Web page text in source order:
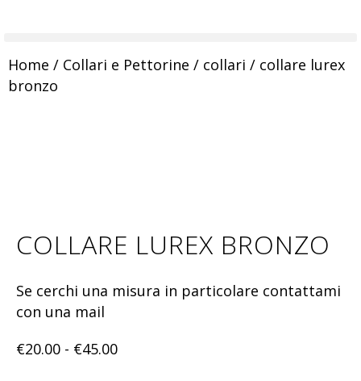
Home / Collari e Pettorine / collari / collare lurex
bronzo
COLLARE LUREX BRONZO
Se cerchi una misura in particolare contattami
con una mail
€20.00 - €45.00